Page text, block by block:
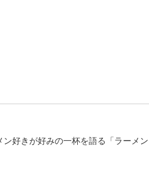
好きが好みの一杯を語る「ラーメ